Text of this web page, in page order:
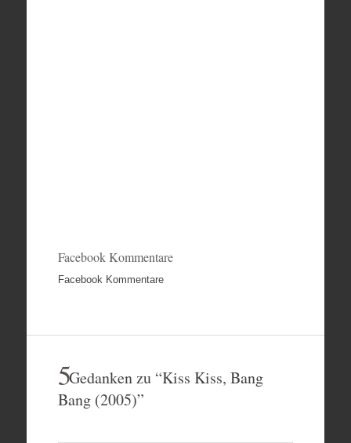
Facebook Kommentare
Facebook Kommentare
5Gedanken zu “Kiss Kiss, Bang
Bang (2005)”